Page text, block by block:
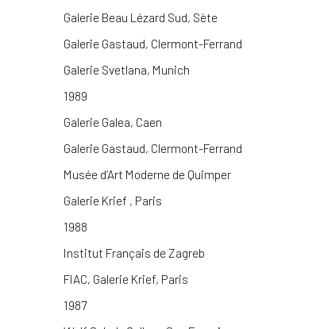
Galerie Beau Lézard Sud, Sète
Galerie Gastaud, Clermont-Ferrand
Galerie Svetlana, Munich
1989
Galerie Galea, Caen
Galerie Gastaud, Clermont-Ferrand
Musée d’Art Moderne de Quimper
Galerie Krief , Paris
1988
Institut Français de Zagreb
FIAC, Galerie Krief, Paris
1987